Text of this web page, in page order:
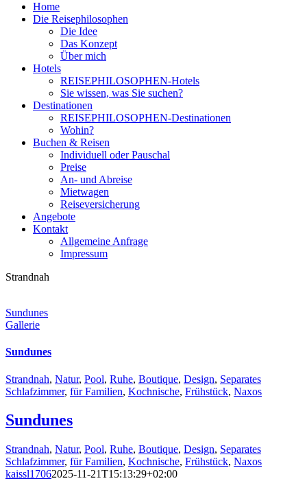
Home
Die Reisephilosophen
Die Idee
Das Konzept
Über mich
Hotels
REISEPHILOSOPHEN-Hotels
Sie wissen, was Sie suchen?
Destinationen
REISEPHILOSOPHEN-Destinationen
Wohin?
Buchen & Reisen
Individuell oder Pauschal
Preise
An- und Abreise
Mietwagen
Reiseversicherung
Angebote
Kontakt
Allgemeine Anfrage
Impressum
Strandnah
Sundunes
Gallerie
Sundunes
Strandnah, Natur, Pool, Ruhe, Boutique, Design, Separates
Schlafzimmer, für Familien, Kochnische, Frühstück, Naxos
Sundunes
Strandnah, Natur, Pool, Ruhe, Boutique, Design, Separates
Schlafzimmer, für Familien, Kochnische, Frühstück, Naxos
kaissl17062025-11-21T15:13:29+02:00